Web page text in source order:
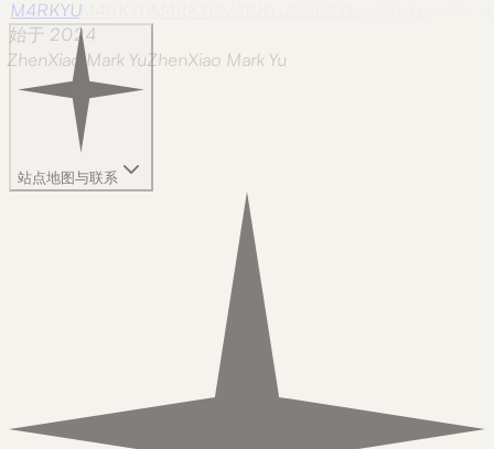
M4RKYUM4RKYU
始于 2024
ZhenXiao Mark YuZhenXiao Mark Yu
站点地图与联系